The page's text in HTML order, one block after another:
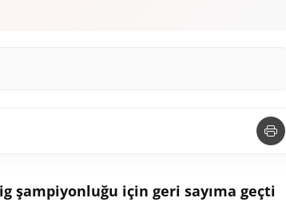
şampiyonluğu için geri sayıma geçti